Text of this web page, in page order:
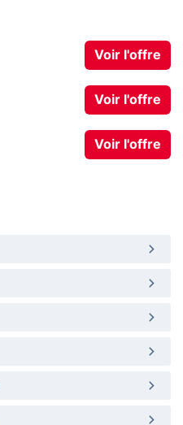
Voir l'offre
Voir l'offre
Voir l'offre